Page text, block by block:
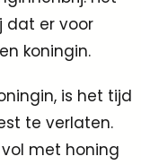
dat er voor
koningin.
is het tijd
te verlaten.
met honing